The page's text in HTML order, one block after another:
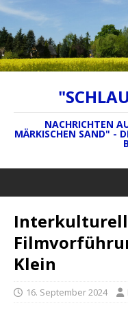
NACHRICHTEN
MÄRKISCHEN SAND" -
Klein
16. September 2024